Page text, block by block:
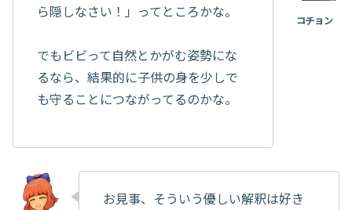
ら隠しなさい！」ってところかな。
でもビビって自然とかがむ姿勢にな
るなら、結果的に子供の身を少しで
も守ることにつながってるのかな。
お見事、そういう優しい解釈は好き